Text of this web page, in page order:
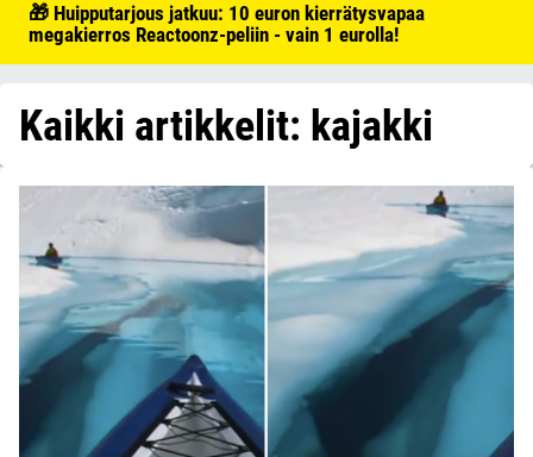
🎁 Huipputarjous jatkuu: 10 euron kierrätysvapaa
megakierros Reactoonz-peliin - vain 1 eurolla!
Kaikki artikkelit: kajakki